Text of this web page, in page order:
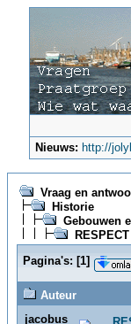
Nieuws: http://
Vraag en
Historie
Gebouwen
Pagina's: [1]
Auteur
jacobus